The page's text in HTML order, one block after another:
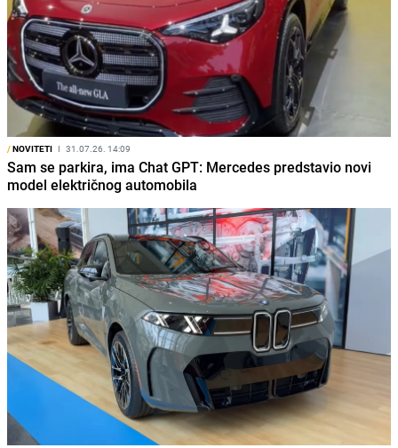
/NOVITETI I 31.07.26. 14:09
Sam se parkira, ima Chat GPT: Mercedes predstavio novi
model električnog automobila